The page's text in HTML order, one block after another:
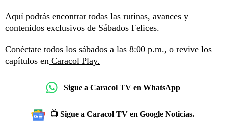
Aquí podrás encontrar todas las rutinas, avances y
contenidos exclusivos de Sábados Felices.
Conéctate todos los sábados a las 8:00 p.m., o revive los
capítulos en Caracol Play.
Sigue a Caracol TV en WhatsApp
📺 Sigue a Caracol TV en Google Noticias.